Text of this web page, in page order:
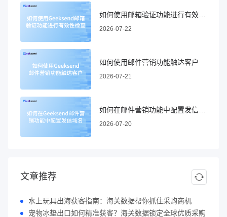
2026-07-22
如何使用邮件营销功能触达客户
2026-07-21
2026-07-20
文章推荐
水上玩具出海获客指南：海关数据帮你抓住采购商机
宠物冰垫出口如何精准获客？海关数据锁定全球优质采购